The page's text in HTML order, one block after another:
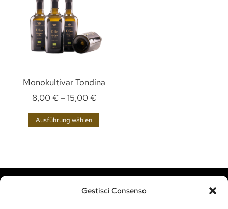
Gestisci Consenso
Monokultivar Tondina
8,00€ –15,00€
Ausführung wählen